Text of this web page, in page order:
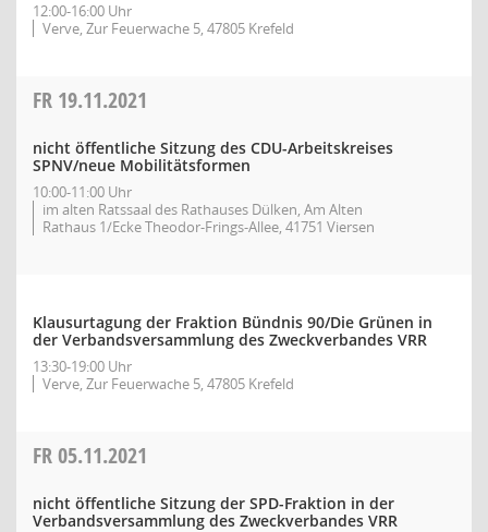
12:00-16:00 Uhr
Verve, Zur Feuerwache 5, 47805 Krefeld
FR 19.11.2021
nicht öffentliche Sitzung des CDU-Arbeitskreises
SPNV/neue Mobilitätsformen
10:00-11:00 Uhr
im alten Ratssaal des Rathauses Dülken, Am Alten
Rathaus 1/Ecke Theodor-Frings-Allee, 41751 Viersen
Klausurtagung der Fraktion Bündnis 90/Die Grünen in
der Verbandsversammlung des Zweckverbandes VRR
13:30-19:00 Uhr
Verve, Zur Feuerwache 5, 47805 Krefeld
FR05.11.2021
nicht öffentliche Sitzung der SPD-Fraktion in der
Verbandsversammlung des Zweckverbandes VRR